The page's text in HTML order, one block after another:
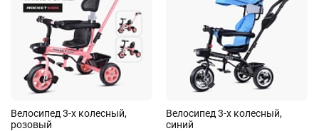
Велосипед 3-х колесный,
розовый
Велосипед 3-х колесный,
синий